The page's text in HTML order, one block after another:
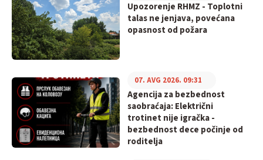
Upozorenje RHMZ - Toplotni
talas ne jenjava, povećana
opasnost od požara
Agencija za bezbednost
saobraćaja: Električni
trotinet nije igračka -
bezbednost dece počinje od
roditelja
07. AVG 2026. 09:31